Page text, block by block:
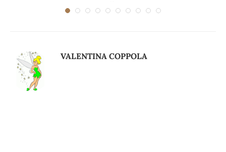
VALENTINA COPPOLA